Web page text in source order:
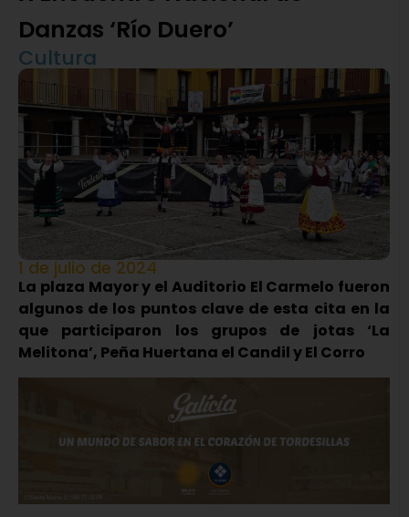
Danzas ‘Río Duero’
Cultura
1 de julio de 2024
La plaza Mayor y el Auditorio El Carmelo fueron
algunos de los puntos clave de esta cita en la
que participaron los grupos de jotas ‘La
Melitona’, Peña Huertana el Candil y El Corro